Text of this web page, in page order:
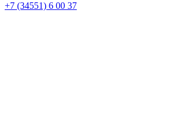
+7 (34551) 6 00 37